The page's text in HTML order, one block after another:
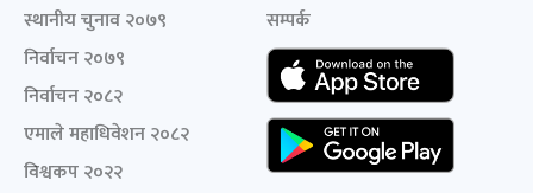
स्थानीय चुनाव २०७९
निर्वाचन २०७९
निर्वाचन २०८२
एमाले महाधिवेशन २०८२
विश्वकप २०२२
सम्पर्क